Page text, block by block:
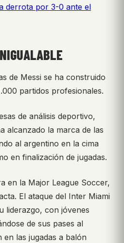
derrota por 3-0 ante el
de Messi se ha construido
partidos profesionales.
de análisis deportivo,
alcanzado la marca de las
al argentino en la cima
en finalización de jugadas.
en la Major League Soccer,
El ataque del Inter Miami
liderazgo, con jóvenes
de sus pases al
las jugadas a balón